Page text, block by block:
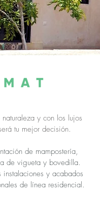
y con los lujos
tu mejor decisión.
de mampostería,
de vigueta y bovedilla.
instalaciones y acabados
de línea residencial.